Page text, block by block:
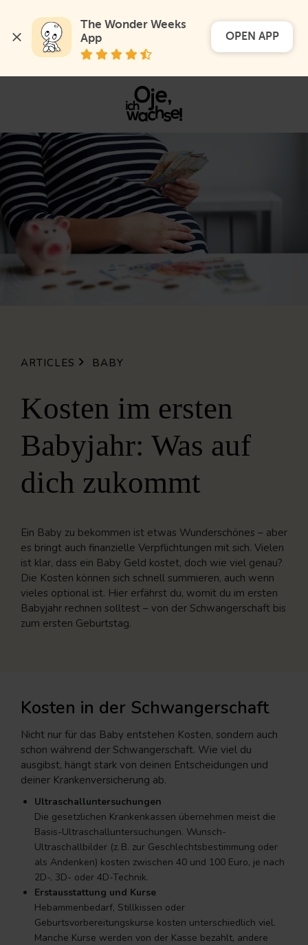
The Wonder Weeks
App
OPEN APP
ARTICLES BABY
Kosten im ersten
Babyjahr: Was auf
dich zukommt
Ein Baby zu bekommen ist etwas Wunderschönes – aber
es bringt auch finanzielle Verpflichtungen mit sich. Vielen
ist klar, dass ein Baby Geld kostet, doch wie viel genau?
Die Kosten können sich schnell summieren, auch wenn
vieles optional ist. Hier erfährst du, womit du im ersten
Babyjahr rechnen solltest – von der Schwangerschaft bis
zum ersten Geburtstag.
Kosten in der Schwangerschaft
Nicht nur für das Baby entstehen Kosten, sondern auch
schon während der Schwangerschaft. Wie viel du
ausgibst, hängt stark von deinen Entscheidungen und
deiner Krankenversicherung ab.
Ultraschalluntersuchungen
Die gesetzlichen Krankenkassen übernehmen meist die
Basis-Ultraschalluntersuchungen. Wunsch-
Ultraschallbilder (z. B. zur Geschlechtsbestimmung oder
als Andenken) kosten zwischen 40 und 100 Euro, je nach
2D-, 3D- oder 4D-Technik.
Erstausstattung und Kurse
Hebammenbedarf, Stillkissen oder
Geburtsvorbereitungskurse kosten unterschiedlich viel.
Manche Kurse werden von der Kasse bezahlt, andere